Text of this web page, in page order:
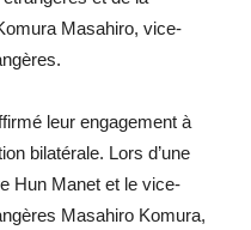
Masahiro, vice-
leur engagement à
bilatérale. Lors d’une
Hun Manet et le vice-
Masahiro Komura,